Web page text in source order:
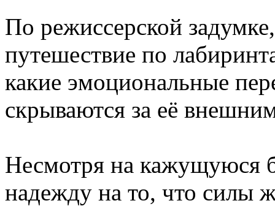
По режиссерской
путешествие по
какие эмоциональные
скрываются за её
Несмотря на кажущуюся
надежду на то, что силы